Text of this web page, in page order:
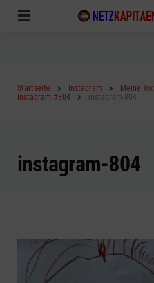
Startseite Instagram
Meine
Instagram #804
instagram-804
instagram-804